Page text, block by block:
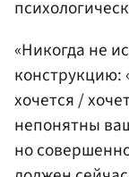
«Никогда не
конструкцию:
хочется /
непонятны
но